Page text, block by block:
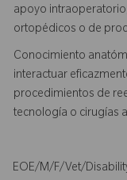
apoyo
ortopédicos o de
Conocimiento
interactuar
procedimientos de
tecnología o cirugías
EOE/M/F/Vet/